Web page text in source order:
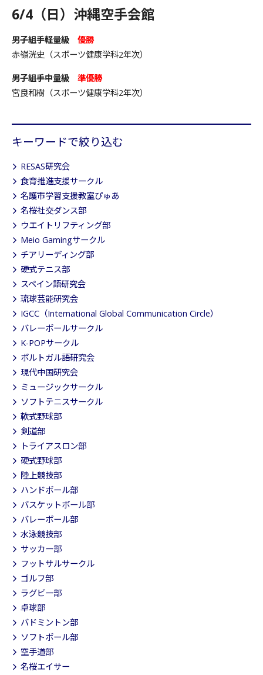
6/4（日）沖縄空手会館
男子組手軽量級 優勝
赤嶺洸史（スポーツ健康学科2年次）
男子組手中量級 準優勝
宮良和樹（スポーツ健康学科2年次）
キーワードで絞り込む
RESAS研究会
食育推進支援サークル
名護市学習支援教室ぴゅあ
名桜社交ダンス部
ウエイトリフティング部
Meio Gamingサークル
チアリーディング部
硬式テニス部
スペイン語研究会
琉球芸能研究会
IGCC（International Global Communication Circle）
バレーボールサークル
K-POPサークル
ポルトガル語研究会
現代中国研究会
ミュージックサークル
ソフトテニスサークル
軟式野球部
剣道部
トライアスロン部
硬式野球部
陸上競技部
ハンドボール部
バスケットボール部
バレーボール部
水泳競技部
サッカー部
フットサルサークル
ゴルフ部
ラグビー部
卓球部
バドミントン部
ソフトボール部
空手道部
名桜エイサー